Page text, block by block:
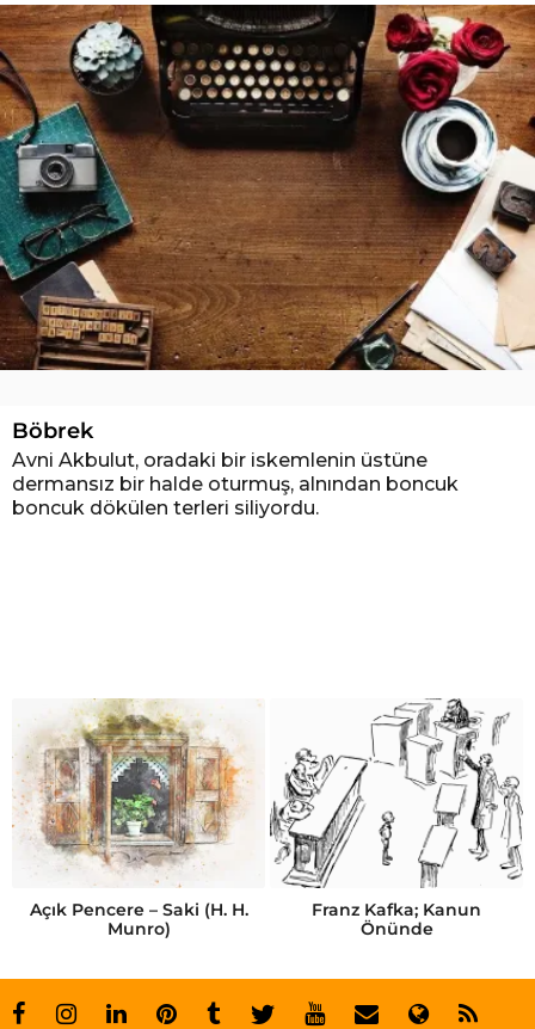
s
a
b
a
h
a
t
t
i
n
a
l
i
ö
y
i
Böbrek
Avni Akbulut, oradaki bir iskemlenin üstüne
dermansız bir halde oturmuş, alnından boncuk
boncuk dökülen terleri siliyordu.
Açık Pencere – Saki (H. H.
Munro)
Franz Kafka; Kanun
Önünde